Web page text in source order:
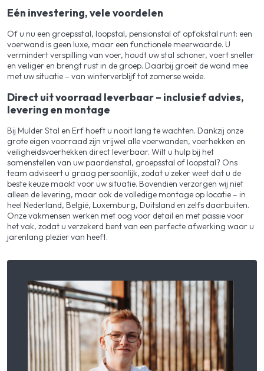
Eén investering, vele voordelen
Of u nu een groepsstal, loopstal, pensionstal of opfokstal runt: een
voerwand is geen luxe, maar een functionele meerwaarde. U
vermindert verspilling van voer, houdt uw stal schoner, voert sneller
en veiliger en brengt rust in de groep. Daarbij groeit de wand mee
met uw situatie – van winterverblijf tot zomerse weide.
Direct uit voorraad leverbaar – inclusief advies,
levering en montage
Bij Mulder Stal en Erf hoeft u nooit lang te wachten. Dankzij onze
grote eigen voorraad zijn vrijwel alle voerwanden, voerhekken en
veiligheidsvoerhekken direct leverbaar. Wilt u hulp bij het
samenstellen van uw paardenstal, groepsstal of loopstal? Ons
team adviseert u graag persoonlijk, zodat u zeker weet dat u de
beste keuze maakt voor uw situatie. Bovendien verzorgen wij niet
alleen de levering, maar ook de volledige montage op locatie – in
heel Nederland, België, Luxemburg, Duitsland en zelfs daarbuiten.
Onze vakmensen werken met oog voor detail en met passie voor
het vak, zodat u verzekerd bent van een perfecte afwerking waar u
jarenlang plezier van heeft.